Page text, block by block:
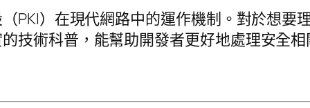
PKI）在現代網路中的運作機制。對於想要
技術科普，能幫助開發者更好地處理安全